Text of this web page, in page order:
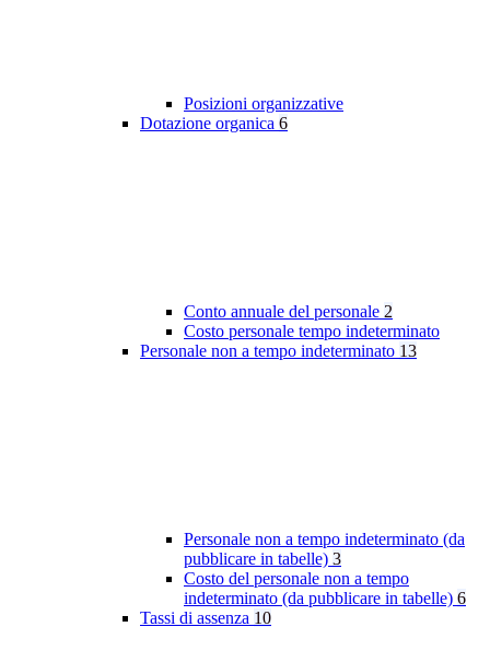
Posizioni organizzative
Dotazione organica 6
Conto annuale del personale 2
Costo personale tempo indeterminato
Personale non a tempo indeterminato 13
Personale non a tempo indeterminato (da
pubblicare in tabelle) 3
Costo del personale non a tempo
indeterminato (da pubblicare in tabelle) 6
Tassi di assenza 10